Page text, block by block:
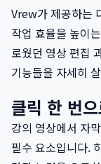
Vrew가 제공하는
작업 효율을 높이
로웠던 영상 편집
기능들을 자세히
클릭 한 번
강의 영상에서 자
필수 요소입니다.